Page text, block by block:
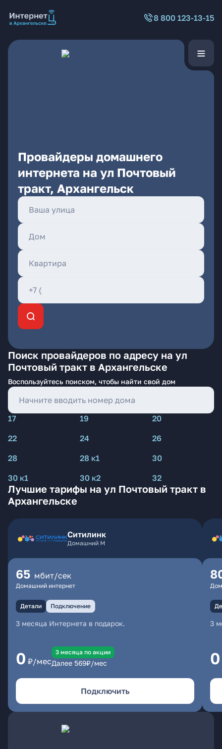
8 800 123-13-15
Провайдеры домашнего
интернета на ул Почтовый
тракт, Архангельск
Поиск провайдеров по адресу на ул
Почтовый тракт в Архангельске
Воспользуйтесь поиском, чтобы найти свой дом
17 19
20
22
24
26
28
28 к1
30
30 к1
30 к2 32
Лучшие тарифы на ул Почтовый тракт в
Архангельске
Ситилинк
Домашний М
65 мбит/сек
Домашний интернет
Детали Подключение
3 месяца Интернета в подарок.
0 ₽/мес
3 месяцa по акции
Далее 569₽/мес
Подключить
3
0